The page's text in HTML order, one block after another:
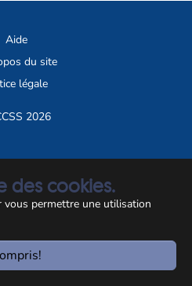
des cookies.
permettre une utilisation
Aide
du site
légale
2026